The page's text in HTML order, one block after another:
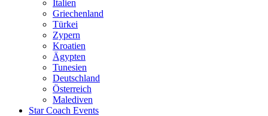
Italien
Griechenland
Türkei
Zypern
Kroatien
Ägypten
Tunesien
Deutschland
Österreich
Malediven
Star Coach Events